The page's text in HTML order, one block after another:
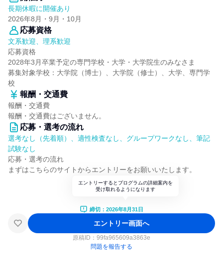
長期休暇に開催あり
2026年8月・9月・10月
応募資格
文系歓迎、理系歓迎
応募資格
2028年3月卒業予定の専門学校・大学・大学院生のみなさま
募集対象学校：大学院（博士）、大学院（修士）、大学、専門学
校
報酬・交通費
報酬・交通費
報酬・交通費はございません。
応募・選考の流れ
選考なし（先着順）、適性検査なし、グループワークなし、筆記
試験なし
応募・選考の流れ
まずはこちらのサイトからエントリーをお願いいたします。
エントリーするとプログラムの詳細案内を
受け取れるようになります
締切：2026年8月31日
エントリー画面へ
原稿ID： 99fa965609a3863e
問題を報告する